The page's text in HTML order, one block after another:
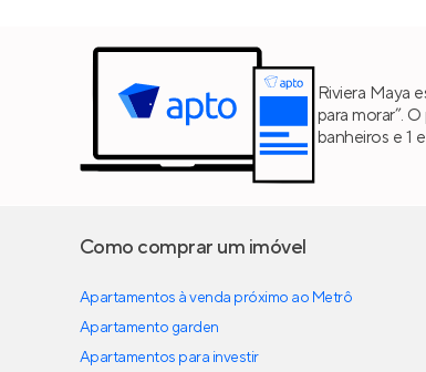
Riviera Maya
para morar”.
banheiros e 1
Como comprar um imóvel
Apartamentos à venda próximo ao Metrô
Apartamento garden
Apartamentos para investir